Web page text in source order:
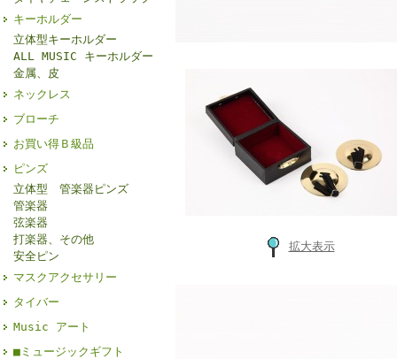
キーホルダー
立体型キーホルダー
ALL MUSIC キーホルダー
金属、皮
ネックレス
ブローチ
お買い得Ｂ級品
ピンズ
立体型 管楽器ピンズ
管楽器
弦楽器
打楽器、その他
安全ピン
マスクアクセサリー
タイバー
Music アート
■ミュージックギフト
拡大表示